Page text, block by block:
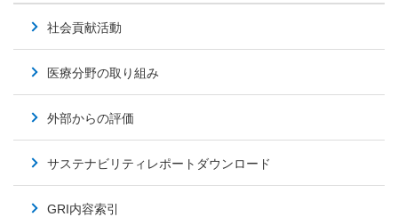
社会貢献活動
医療分野の取り組み
外部からの評価
サステナビリティレポートダウンロード
GRI内容索引